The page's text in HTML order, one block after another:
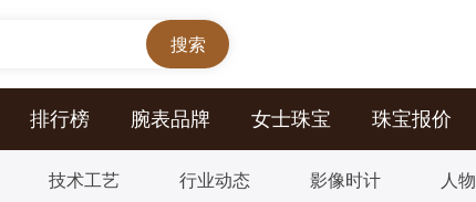
排行榜 腕表品牌 女士珠宝 珠宝报价
技术工艺 行业动态 影像时计 人物